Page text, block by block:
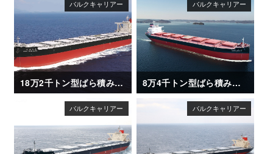
18万2千トン型ばら積み運搬船「AWAJISAN MARU（淡路山丸）」 8万4千トン型ばら積み運搬船「SAIKAI MARU II」